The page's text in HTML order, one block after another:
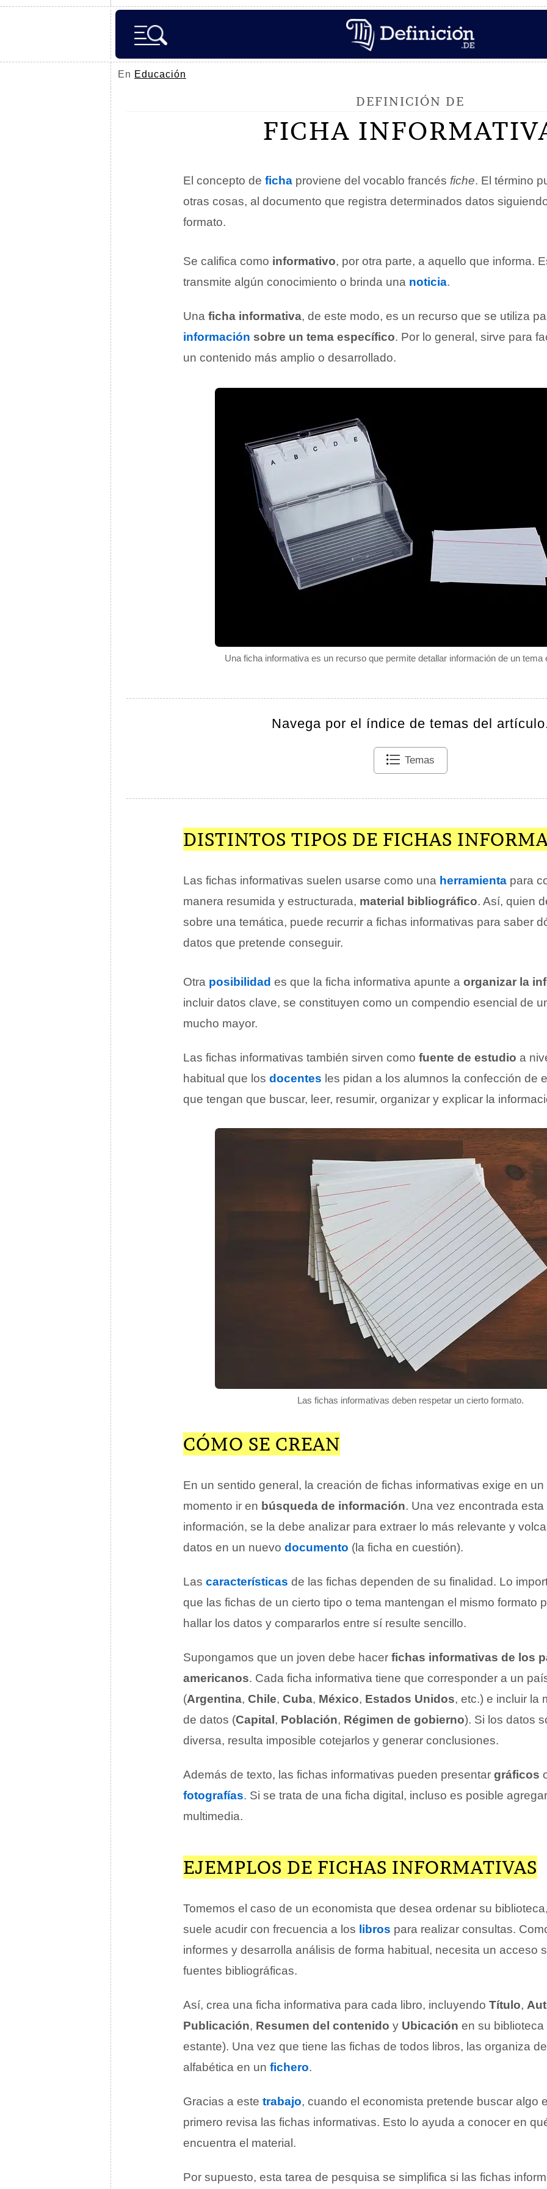
En Educación
DEFINICIÓN DE
FICHA
Una ficha informativa es un recurso que permite detallar información de un tema
El concepto de ficha proviene del vocablo francés fiche. El término
otras cosas, al documento que registra determinados datos
formato.
Se califica como informativo, por otra parte, a aquello que informa.
transmite algún conocimiento o brinda una noticia.
Una ficha informativa, de este modo, es un recurso que se utiliza
información sobre un tema específico. Por lo general, sirve para
un contenido más amplio o desarrollado.
Navega por el índice de temas del
Temas
DISTINTOS TIPOS DE FICHAS
Las fichas informativas suelen usarse como una herramienta para
manera resumida y estructurada, material bibliográfico. Así, quien
sobre una temática, puede recurrir a fichas informativas para saber
datos que pretende conseguir.
Otra posibilidad es que la ficha informativa apunte a organizar la
incluir datos clave, se constituyen como un compendio esencial de
mucho mayor.
Las fichas informativas también sirven como fuente de estudio a
habitual que los docentes les pidan a los alumnos la confección de
que tengan que buscar, leer, resumir, organizar y explicar la
Las fichas informativas deben respetar un cierto formato.
CÓMO SE CREAN
En un sentido general, la creación de fichas informativas exige en un
momento ir en búsqueda de información. Una vez encontrada esta
información, se la debe analizar para extraer lo más relevante y
datos en un nuevo documento (la ficha en cuestión).
Las características de las fichas dependen de su finalidad. Lo
que las fichas de un cierto tipo o tema mantengan el mismo formato
hallar los datos y compararlos entre sí resulte sencillo.
Supongamos que un joven debe hacer fichas informativas de los
americanos. Cada ficha informativa tiene que corresponder a un
(Argentina, Chile, Cuba, México, Estados Unidos, etc.) e incluir la
de datos (Capital , Población, Régimen de gobierno). Si los datos
diversa, resulta imposible cotejarlos y generar conclusiones.
Además de texto, las fichas informativas pueden presentar gráficos
fotografías. Si se trata de una ficha digital, incluso es posible
multimedia.
EJEMPLOS DE FICHAS INFORMATIVAS
Tomemos el caso de un economista que desea ordenar su
suele acudir con frecuencia a los libros para realizar consultas.
informes y desarrolla análisis de forma habitual, necesita un acceso
fuentes bibliográficas.
Así, crea una ficha informativa para cada libro, incluyendo Título,
Publicación, Resumen del contenido y Ubicación en su
estante). Una vez que tiene las fichas de todos libros, las organiza
alfabética en un fichero.
Gracias a este trabajo, cuando el economista pretende buscar algo
primero revisa las fichas informativas. Esto lo ayuda a conocer en
encuentra el material.
Por supuesto, esta tarea de pesquisa se simplifica si las fichas